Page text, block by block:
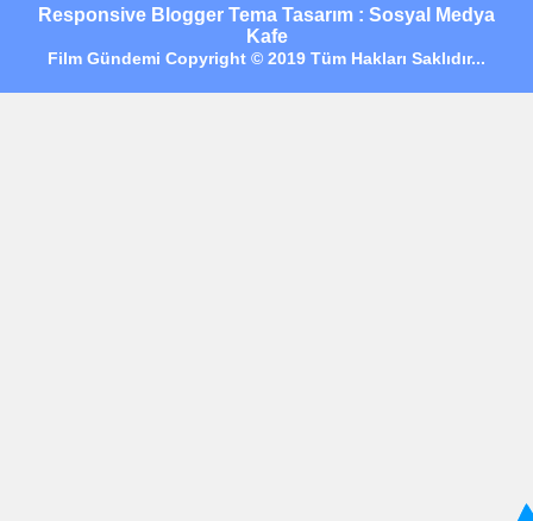
Responsive Blogger Tema Tasarım : Sosyal Medya
Kafe
Film Gündemi Copyright © 2019 Tüm Hakları Saklıdır...